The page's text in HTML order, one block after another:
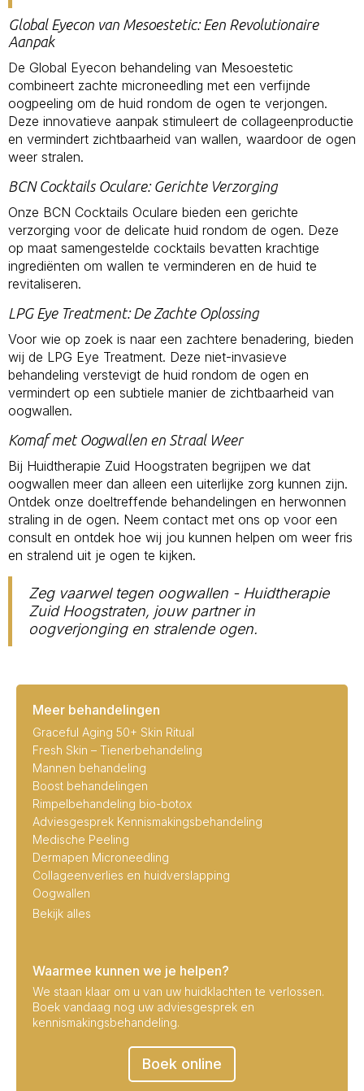
Global Eyecon van Mesoestetic: Een Revolutionaire
Aanpak
De Global Eyecon behandeling van Mesoestetic
combineert zachte microneedling met een verfijnde
oogpeeling om de huid rondom de ogen te verjongen.
Deze innovatieve aanpak stimuleert de collageenproductie
en vermindert zichtbaarheid van wallen, waardoor de ogen
weer stralen.
BCN Cocktails Oculare: Gerichte Verzorging
Onze BCN Cocktails Oculare bieden een gerichte
verzorging voor de delicate huid rondom de ogen. Deze
op maat samengestelde cocktails bevatten krachtige
ingrediënten om wallen te verminderen en de huid te
revitaliseren.
LPG Eye Treatment: De Zachte Oplossing
Voor wie op zoek is naar een zachtere benadering, bieden
wij de LPG Eye Treatment. Deze niet-invasieve
behandeling verstevigt de huid rondom de ogen en
vermindert op een subtiele manier de zichtbaarheid van
oogwallen.
Komaf met Oogwallen en Straal Weer
Bij Huidtherapie Zuid Hoogstraten begrijpen we dat
oogwallen meer dan alleen een uiterlijke zorg kunnen zijn.
Ontdek onze doeltreffende behandelingen en herwonnen
straling in de ogen. Neem contact met ons op voor een
consult en ontdek hoe wij jou kunnen helpen om weer fris
en stralend uit je ogen te kijken.
Zeg vaarwel tegen oogwallen - Huidtherapie
Zuid Hoogstraten, jouw partner in
oogverjonging en stralende ogen.
Meer behandelingen
Graceful Aging 50+ Skin Ritual
Fresh Skin – Tienerbehandeling
Mannen behandeling
Boost behandelingen
Rimpelbehandeling bio-botox
Adviesgesprek Kennismakingsbehandeling
Medische Peeling
Dermapen Microneedling
Collageenverlies en huidverslapping
Oogwallen
Bekijk alles
Waarmee kunnen we je helpen?
We staan klaar om u van uw huidklachten te verlossen.
Boek vandaag nog uw adviesgesprek en
kennismakingsbehandeling.
Boek online